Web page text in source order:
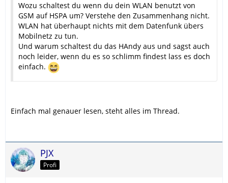
Wozu schaltest du wenn du dein WLAN benutzt von
GSM auf HSPA um? Verstehe den Zusammenhang nicht.
WLAN hat überhaupt nichts mit dem Datenfunk übers
Mobilnetz zu tun.
Und warum schaltest du das HAndy aus und sagst auch
noch leider, wenn du es so schlimm findest lass es doch
einfach.
Einfach mal genauer lesen, steht alles im Thread.
PJX
Profi